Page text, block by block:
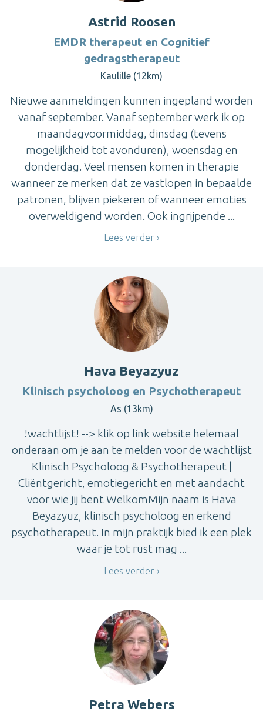
Astrid Roosen
EMDR therapeut en Cognitief
gedragstherapeut
Kaulille (12km)
Nieuwe aanmeldingen kunnen ingepland worden
vanaf september. Vanaf september werk ik op
maandagvoormiddag, dinsdag (tevens
mogelijkheid tot avonduren), woensdag en
donderdag. Veel mensen komen in therapie
wanneer ze merken dat ze vastlopen in bepaalde
patronen, blijven piekeren of wanneer emoties
overweldigend worden. Ook ingrijpende ...
Lees verder
Hava Beyazyuz
Klinisch psycholoog en Psychotherapeut
As (13km)
!wachtlijst! --> klik op link website helemaal
onderaan om je aan te melden voor de wachtlijst
Klinisch Psycholoog & Psychotherapeut |
Cliëntgericht, emotiegericht en met aandacht
voor wie jij bent WelkomMijn naam is Hava
Beyazyuz, klinisch psycholoog en erkend
psychotherapeut. In mijn praktijk bied ik een plek
waar je tot rust mag ...
Lees verder
Petra Webers